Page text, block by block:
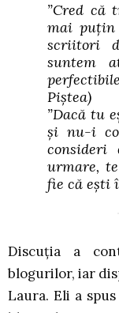
”Cred că
mai puțin
scriitori
suntem
Piștea)
”Dacă tu
și nu-i
urmare,
fie că ești
Discuția a
blogurilor, iar
Laura. Eli a